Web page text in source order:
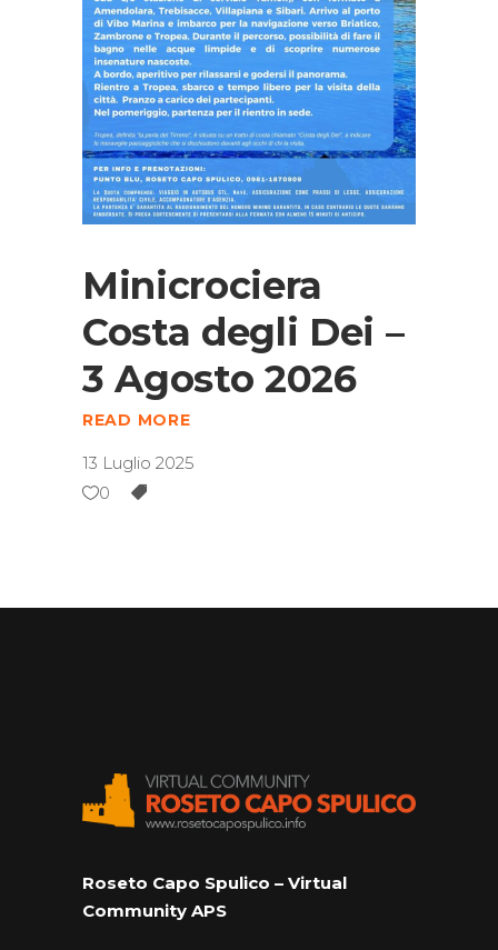
Minicrociera
Costa degli Dei –
3 Agosto 2026
READ MORE
13 Luglio 2025
0
Roseto Capo Spulico – Virtual
Community APS